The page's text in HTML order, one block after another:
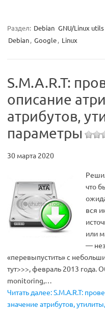
Раздел: Debian GNU/Linux utils
Debian, Google, Linux
S.M.A.R.T:
описание
атрибутов,
параметры
30 марта 2020
что
вся
или
—
«перевыпустить» с
тут>>>, февраль 2013 года.
monitoring,…
Читать далее: S.M.A.R.T:
значение атрибутов,